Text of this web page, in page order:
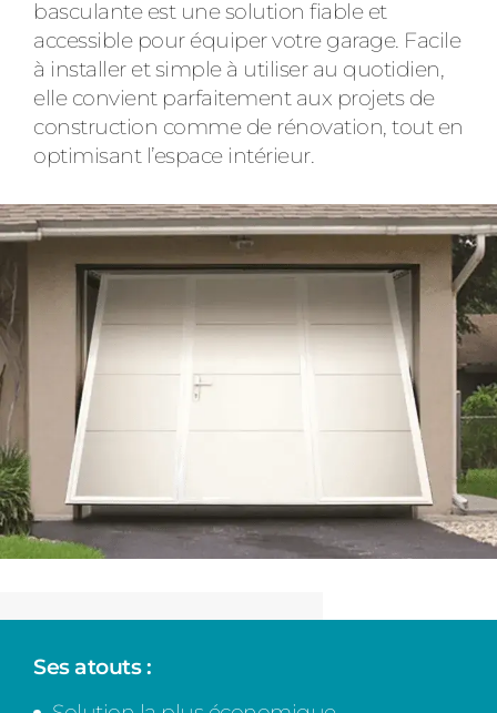
basculante est une solution fiable et
accessible pour équiper votre garage. Facile
à installer et simple à utiliser au quotidien,
elle convient parfaitement aux projets de
construction comme de rénovation, tout en
optimisant l’espace intérieur.
Ses atouts :